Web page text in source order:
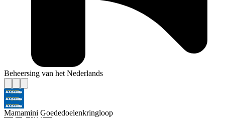
Beheersing van het Nederlands
Mamamini Goededoelenkringloop